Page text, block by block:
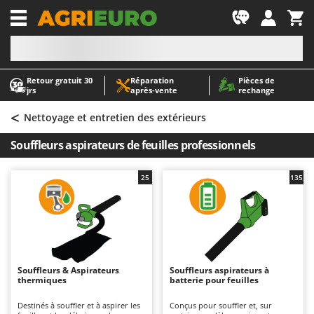
Retour gratuit 30
jrs
Réparation
après‑vente
Pièces de
rechange
-1
A
Abris de jardin
Accessoires pour tracteurs tondeuses autoportés
Aérateurs Scarificateurs pour gazon
Arracheuses de pommes de terre pour tracteur
Aspirateurs - Balais Électriques
Aspirateurs à cendres
Aspirateurs à feuilles sur roues
Aspirateurs de piscine
Aspirateurs Multifonctions
Atomiseurs agricoles pour tracteurs
Atomiseurs pour traitements
A
AgriEuro Premium
AgriEuro TOP-LINE
AGT
Aima
Airmec
AL-KO
ALA 2000
Alce
Alpina
Ama
< Nettoyage et entretien des extérieurs
Souffleurs aspirateurs de feuilles professionnels
Souffleurs & Aspirateurs
thermiques
Destinés à souffler et à aspirer les
25
Souffleurs aspirateurs à
batterie pour feuilles
Conçus pour souffler et, sur
135